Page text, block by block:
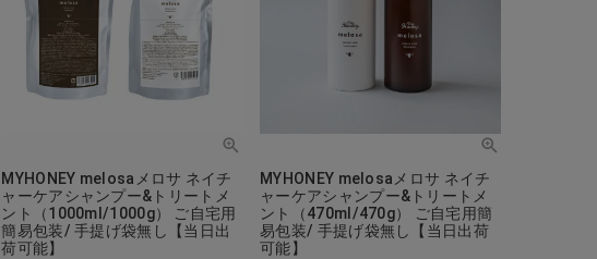
MYHONEY melosaメロサ ネイチ
ャーケアシャンプー&トリートメ
ント（1000ml/1000g） ご自宅用
簡易包装/ 手提げ袋無し【当日出
荷可能】
MYHONEY melosaメロサ ネイチ
ャーケアシャンプー&トリートメ
ント（470ml/470g） ご自宅用簡
易包装/ 手提げ袋無し【当日出荷
可能】